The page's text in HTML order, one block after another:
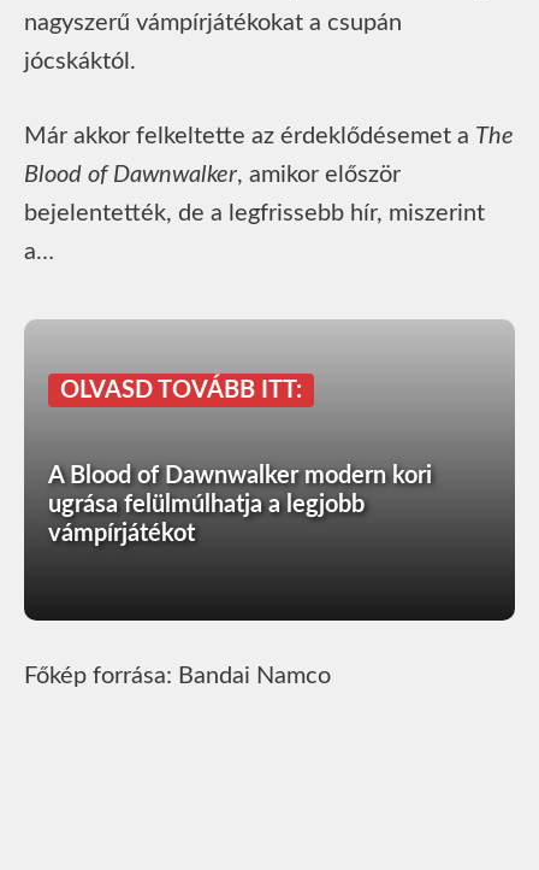
nagyszerű vámpírjátékokat a csupán
jócskáktól.
Már akkor felkeltette az érdeklődésemet a The
Blood of Dawnwalker, amikor először
bejelentették, de a legfrissebb hír, miszerint
a…
OLVASD TOVÁBB ITT:
A Blood of Dawnwalker modern kori
ugrása felülmúlhatja a legjobb
vámpírjátékot
Főkép forrása: Bandai Namco